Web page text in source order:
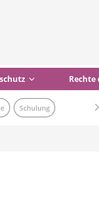
Rechte
Schulung